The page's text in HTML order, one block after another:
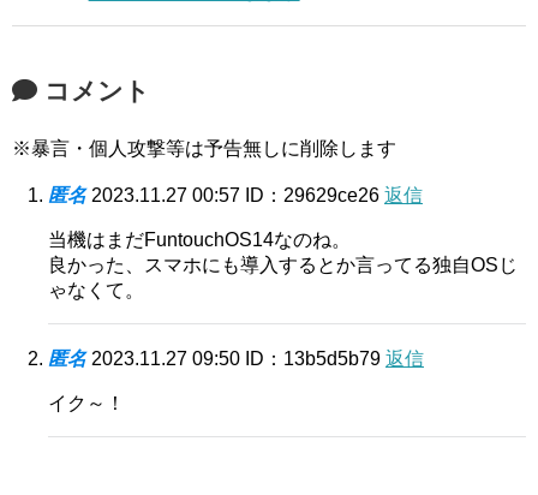
コメント
※暴言・個人攻撃等は予告無しに削除します
匿名 2023.11.27 00:57 ID：29629ce26 返信
当機はまだFuntouchOS14なのね。
良かった、スマホにも導入するとか言ってる独自OSじ
ゃなくて。
匿名 2023.11.27 09:50 ID：13b5d5b79 返信
イク～！